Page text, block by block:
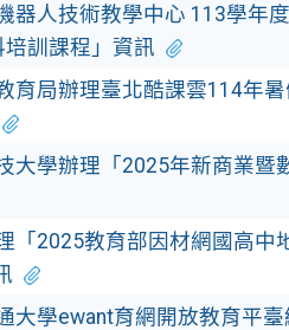
器人技術教學中心 113學年
訓課程」資訊
育局辦理臺北酷課雲114年
大學辦理「2025年新商業暨
「2025教育部因材網國高中
大學ewant育網開放教育平